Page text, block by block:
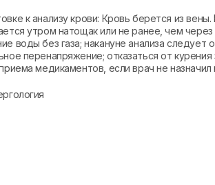
к анализу крови: Кровь берется из
утром натощак или не ранее, чем
воды без газа; накануне анализа следует
перенапряжение; отказаться от
медикаментов, если врач не назначил